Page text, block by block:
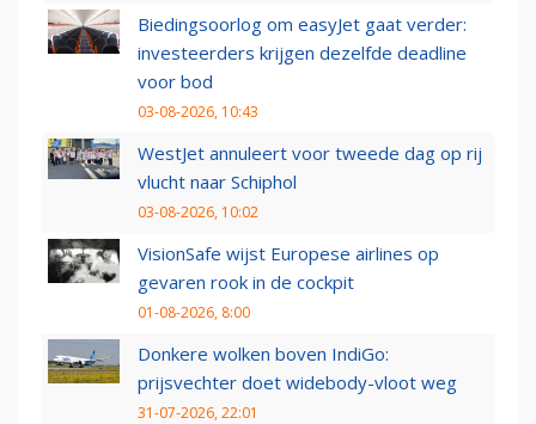
Biedingsoorlog om easyJet gaat verder:
investeerders krijgen dezelfde deadline
voor bod
03-08-2026, 10:43
WestJet annuleert voor tweede dag op rij
vlucht naar Schiphol
03-08-2026, 10:02
VisionSafe wijst Europese airlines op
gevaren rook in de cockpit
01-08-2026, 8:00
Donkere wolken boven IndiGo:
prijsvechter doet widebody-vloot weg
31-07-2026, 22:01